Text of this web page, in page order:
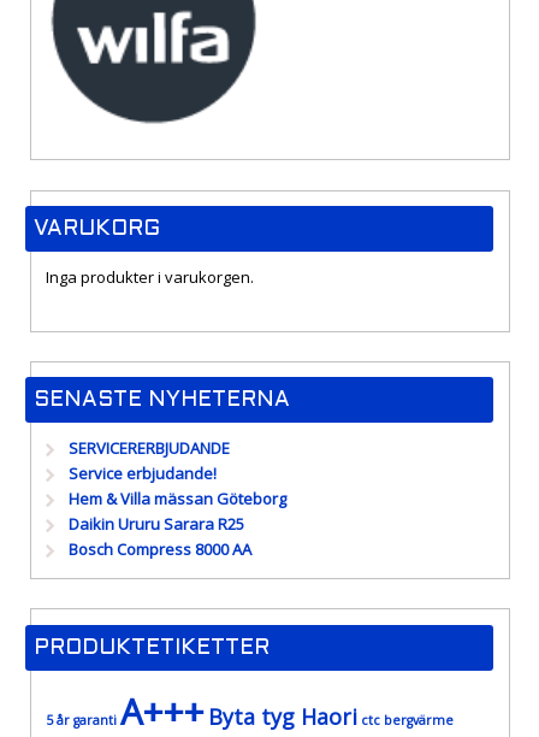
VARUKORG
Inga produkter i varukorgen.
SENASTE NYHETERNA
SERVICERERBJUDANDE
Service erbjudande!
Hem & Villa mässan Göteborg
Daikin Ururu Sarara R25
Bosch Compress 8000 AA
PRODUKTETIKETTER
5 år garanti A+++ Byta tyg Haori ctc bergvärme